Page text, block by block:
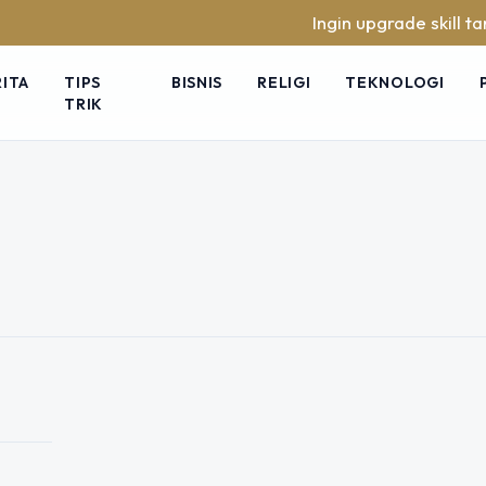
Ingin upgrade skill
TIPS
TRIK
BISNIS RELIGI TEKNOLOGI
Ibadah Jadi
Makin Lalai?
kini hadir dalam bentuk digital